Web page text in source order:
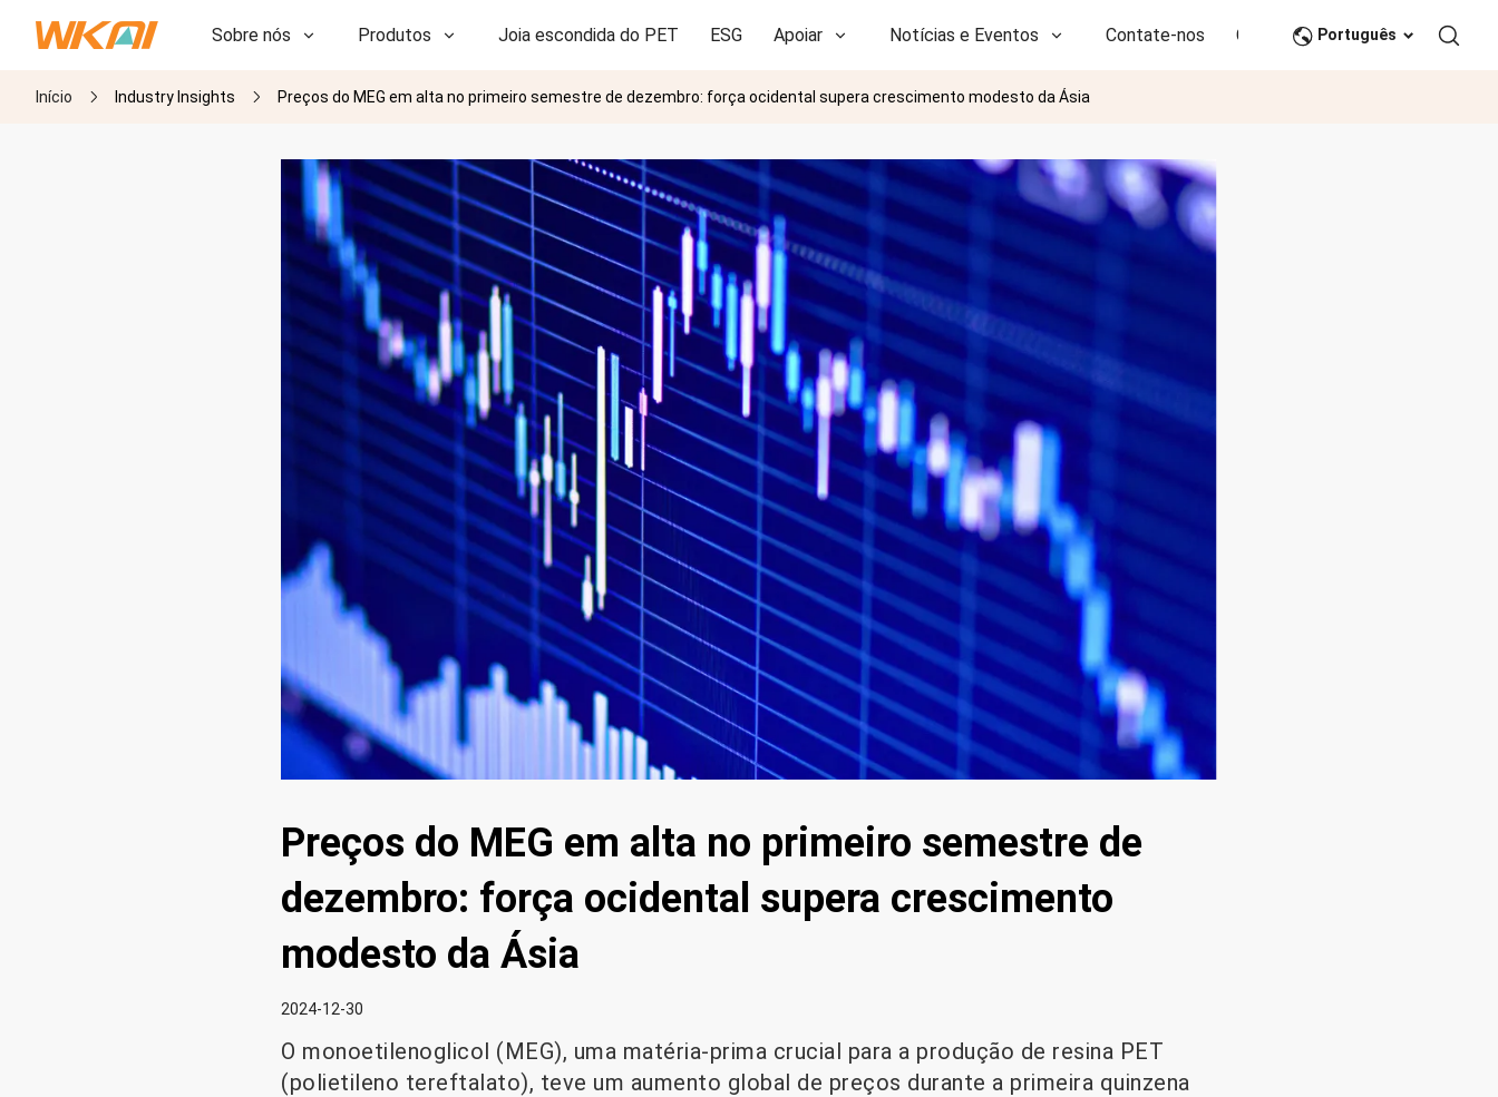
Sobre nós Produtos Joia escondida do PET ESG Apoiar Notícias e Eventos Contate-nos CN
P&D
Português
Início Industry Insights Preços do MEG em alta no primeiro semestre de dezembro: força ocidental supera crescimento modesto da Ásia
Preços do MEG em alta no primeiro semestre de
dezembro: força ocidental supera crescimento
modesto da Ásia
2024-12-30
O monoetilenoglicol (MEG), uma matéria-prima crucial para a produção de resina PET
(polietileno tereftalato), teve um aumento global de preços durante a primeira quinzena